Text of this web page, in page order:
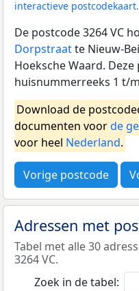
interactieve postcodekaart.
De postcode 3264 VC
Dorpstraatte Nieuw-
Hoeksche Waard.
huisnummerreeks 1 t/
Download de
documenten voorde
voor heel Nederland.
Vorige postcode
Adressen met
Tabel met alle 30
3264 VC.
Zoek in de tabel: